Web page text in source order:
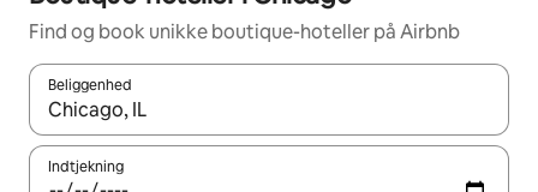
Find og book unikke boutique-hoteller på Airbnb
Beliggenhed
Når resultaterne er tilgængelige, skal du navigere med
Indtjekning